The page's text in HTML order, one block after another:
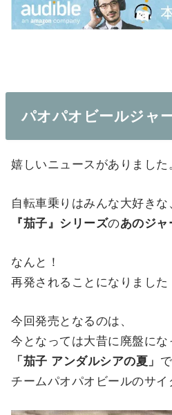
パオパオビールジャ
嬉しいニュースがありました
自転車乗りはみんな大好きな
『茄子』シリーズのあのジャ
なんと！
再発されることになりました
今回発売となるのは、
今となっては大昔に廃盤にな
「茄子 アンダルシアの夏」
チームパオパオビールのサイ